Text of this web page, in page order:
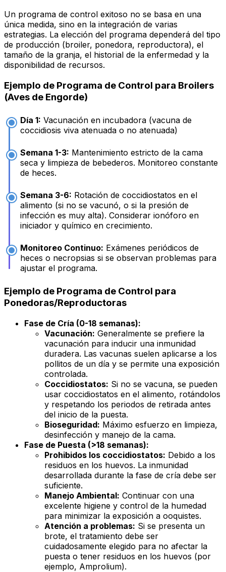
Un programa de control exitoso no se basa en una
única medida, sino en la integración de varias
estrategias. La elección del programa dependerá del tipo
de producción (broiler, ponedora, reproductora), el
tamaño de la granja, el historial de la enfermedad y la
disponibilidad de recursos.
Ejemplo de Programa de Control para Broilers
(Aves de Engorde)
Día 1: Vacunación en incubadora (vacuna de
coccidiosis viva atenuada o no atenuada)
Semana 1-3: Mantenimiento estricto de la cama
seca y limpieza de bebederos. Monitoreo constante
de heces.
Semana 3-6: Rotación de coccidiostatos en el
alimento (si no se vacunó, o si la presión de
infección es muy alta). Considerar ionóforo en
iniciador y químico en crecimiento.
Monitoreo Continuo: Exámenes periódicos de
heces o necropsias si se observan problemas para
ajustar el programa.
Ejemplo de Programa de Control para
Ponedoras/Reproductoras
Fase de Cría (0-18 semanas):
Vacunación: Generalmente se prefiere la
vacunación para inducir una inmunidad
duradera. Las vacunas suelen aplicarse a los
pollitos de un día y se permite una exposición
controlada.
Coccidiostatos: Si no se vacuna, se pueden
usar coccidiostatos en el alimento, rotándolos
y respetando los periodos de retirada antes
del inicio de la puesta.
Bioseguridad: Máximo esfuerzo en limpieza,
desinfección y manejo de la cama.
Fase de Puesta (>18 semanas):
Prohibidos los coccidiostatos: Debido a los
residuos en los huevos. La inmunidad
desarrollada durante la fase de cría debe ser
suficiente.
Manejo Ambiental: Continuar con una
excelente higiene y control de la humedad
para minimizar la exposición a ooquistes.
Atención a problemas: Si se presenta un
brote, el tratamiento debe ser
cuidadosamente elegido para no afectar la
puesta o tener residuos en los huevos (por
ejemplo, Amprolium).